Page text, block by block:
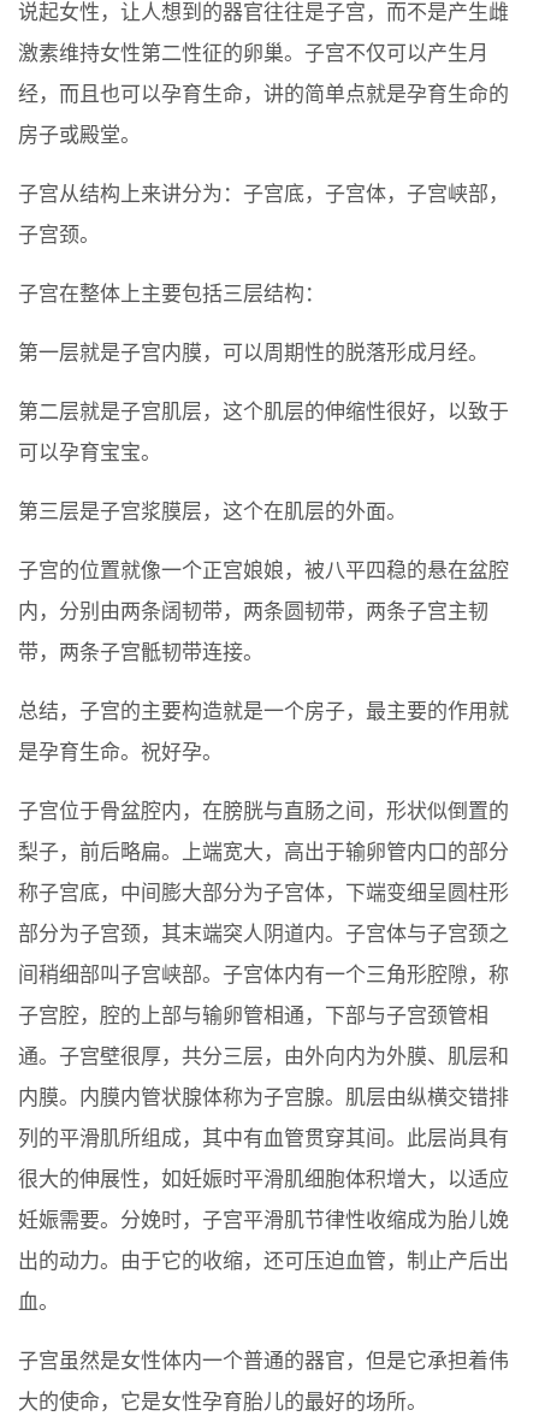
说起女性，让人想到的器官往往是子宫，而不是产生雌
激素维持女性第二性征的卵巢。子宫不仅可以产生月
经，而且也可以孕育生命，讲的简单点就是孕育生命的
房子或殿堂。
子宫从结构上来讲分为：子宫底，子宫体，子宫峡部，
子宫颈。
子宫在整体上主要包括三层结构：
第一层就是子宫内膜，可以周期性的脱落形成月经。
第二层就是子宫肌层，这个肌层的伸缩性很好，以致于
可以孕育宝宝。
第三层是子宫浆膜层，这个在肌层的外面。
子宫的位置就像一个正宫娘娘，被八平四稳的悬在盆腔
内，分别由两条阔韧带，两条圆韧带，两条子宫主韧
带，两条子宫骶韧带连接。
总结，子宫的主要构造就是一个房子，最主要的作用就
是孕育生命。祝好孕。
子宫位于骨盆腔内，在膀胱与直肠之间，形状似倒置的
梨子，前后略扁。上端宽大，高出于输卵管内口的部分
称子宫底，中间膨大部分为子宫体，下端变细呈圆柱形
部分为子宫颈，其末端突人阴道内。子宫体与子宫颈之
间稍细部叫子宫峡部。子宫体内有一个三角形腔隙，称
子宫腔，腔的上部与输卵管相通，下部与子宫颈管相
通。子宫壁很厚，共分三层，由外向内为外膜、肌层和
内膜。内膜内管状腺体称为子宫腺。肌层由纵横交错排
列的平滑肌所组成，其中有血管贯穿其间。此层尚具有
很大的伸展性，如妊娠时平滑肌细胞体积增大，以适应
妊娠需要。分娩时，子宫平滑肌节律性收缩成为胎儿娩
出的动力。由于它的收缩，还可压迫血管，制止产后出
血。
子宫虽然是女性体内一个普通的器官，但是它承担着伟
大的使命，它是女性孕育胎儿的最好的场所。